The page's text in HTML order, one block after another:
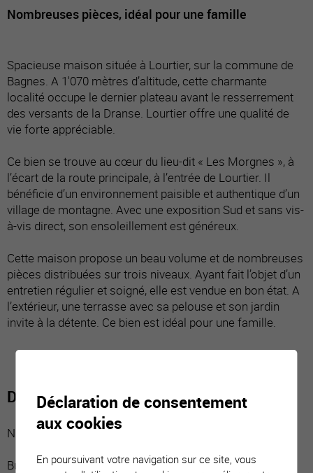
Nombreuses pièces, idéal pour une famille
Spacieuse maison située à Lourtier, sur la commune de
Bagnes. A 1'070 mètres d’altitude, cette charmante
localité occupe le dernier plateau avant le resserrement
des versants de la Dranse. Lourtier offre une qualité de
vie forte appréciable.
Ce bien se trouve au cœur du lieu-dit « Les Morgnes », à
l’écart de la route principale, à l’entrée de Lourtier. Il
bénéficie d’un environnement paisible et authentique d’un
village de montagne. Avec une exposition Sud et sans vis-
à-vis direct, son ensoleillement est généreux.
Cette maison propose un beau volume et de nombreuses
pièces distribuées sur trois niveaux. Ayant fait l’objet d’un
entretien régulier et soigné, elle est vendue en bon état. A
l’extérieur, une terrasse avec sa pelouse et son jardin
invite à la détente. Ce bien est idéal pour une famille.
Distribution du bien
Niveau inférieur :
Buanderie
Déclaration de consentement
aux cookies
En poursuivant votre navigation sur ce site, vous